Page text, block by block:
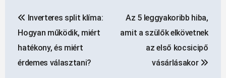
navigáció
Inverteres split klíma:
Hogyan működik, miért
hatékony, és miért
érdemes választani?
Az 5 leggyakoribb hiba,
amit a szülők elkövetnek
az első kocsicipő
vásárlásakor